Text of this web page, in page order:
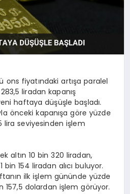
ons fiyatındaki artışa paralel
liradan kapanış
haftaya düşüşle başladı.
önceki kapanışa göre yüzde
lira seviyesinden işlem
altın 10 bin 320 liradan,
bin 154 liradan alıcı buluyor.
ilk işlem gününde yüzde
157,5 dolardan işlem görüyor.